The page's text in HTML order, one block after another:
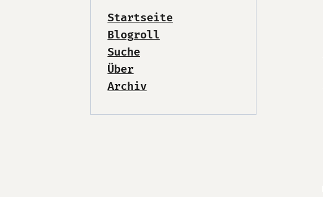
Startseite
Blogroll
Suche
Über
Archiv